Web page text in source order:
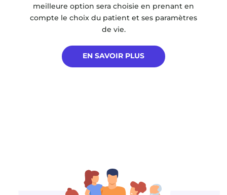
meilleure option sera choisie en prenant en
compte le choix du patient et ses paramètres
de vie.
EN SAVOIR PLUS